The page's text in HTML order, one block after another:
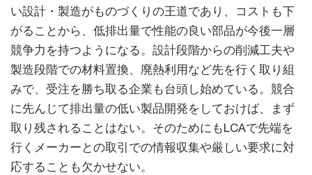
い設計・製造がものづくりの王道であり、コストも下
がることから、低排出量で性能の良い部品が今後一層
競争力を持つようになる。設計段階からの削減工夫や
製造段階での材料置換、廃熱利用など先を行く取り組
みで、受注を勝ち取る企業も台頭し始めている。競合
に先んじて排出量の低い製品開発をしておけば、まず
取り残されることはない。そのためにもLCAで先端を
行くメーカーとの取引での情報収集や厳しい要求に対
応することも欠かせない。